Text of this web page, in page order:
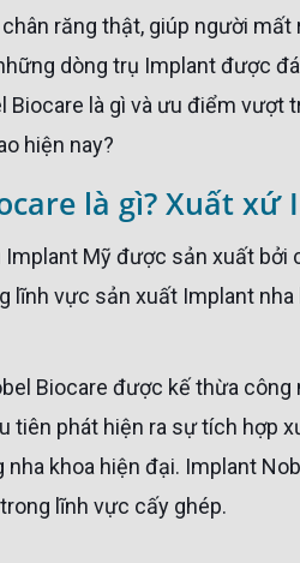
dòng trụ Implant được
Biocare là gì và ưu điểm vượt
hiện nay?
là gì? Xuất xứ
Implant Mỹ được sản xuất bởi
lĩnh vực sản xuất Implant
tiên phát hiện ra sự tích hợp
khoa hiện đại. Implant
lĩnh vực cấy ghép.